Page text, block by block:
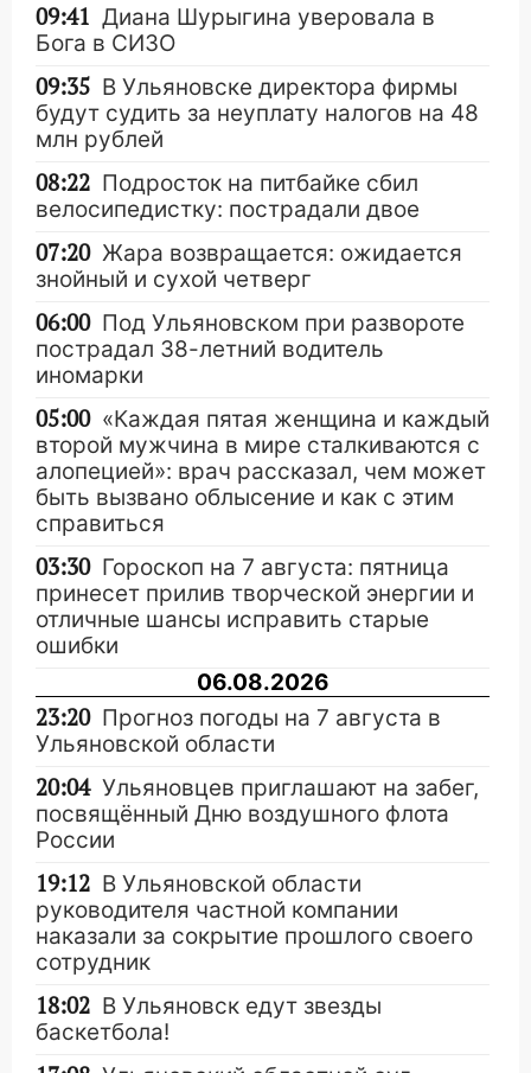
09:41 Диана Шурыгина уверовала в
Бога в СИЗО
09:35 В Ульяновске директора фирмы
будут судить за неуплату налогов на 48
млн рублей
08:22 Подросток на питбайке сбил
велосипедистку: пострадали двое
07:20 Жара возвращается: ожидается
знойный и сухой четверг
06:00 Под Ульяновском при развороте
пострадал 38-летний водитель
иномарки
05:00 «Каждая пятая женщина и каждый
второй мужчина в мире сталкиваются с
алопецией»: врач рассказал, чем может
быть вызвано облысение и как с этим
справиться
03:30 Гороскоп на 7 августа: пятница
принесет прилив творческой энергии и
отличные шансы исправить старые
ошибки
06.08.2026
23:20 Прогноз погоды на 7 августа в
Ульяновской области
20:04 Ульяновцев приглашают на забег,
посвящённый Дню воздушного флота
России
19:12 В Ульяновской области
руководителя частной компании
наказали за сокрытие прошлого своего
сотрудник
18:02 В Ульяновск едут звезды
баскетбола!